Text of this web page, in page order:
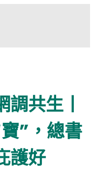
共生丨
”，總書
護好